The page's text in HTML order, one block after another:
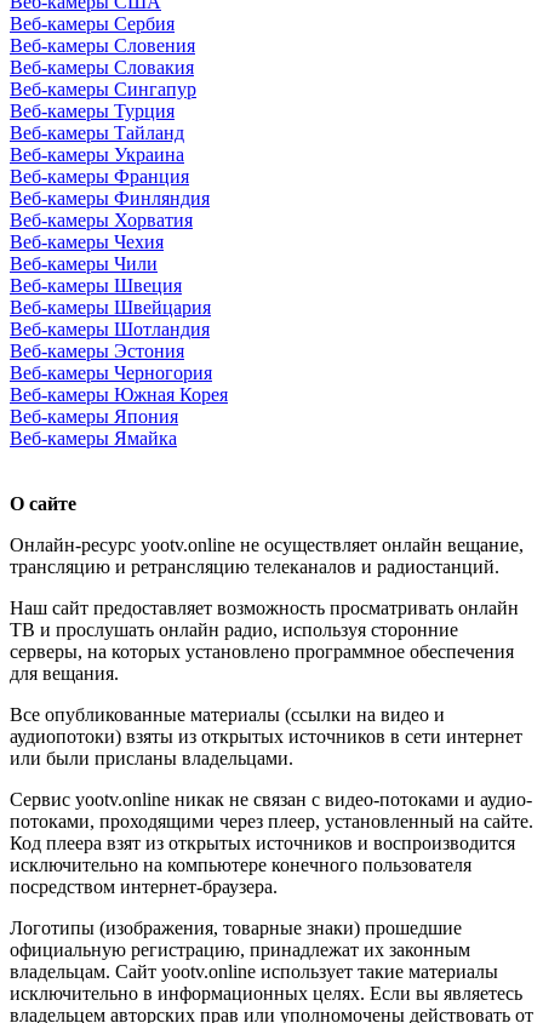
Веб-камеры Сербия
Веб-камеры Словения
Веб-камеры Словакия
Веб-камеры Сингапур
Веб-камеры Турция
Веб-камеры Тайланд
Веб-камеры Украина
Веб-камеры Франция
Веб-камеры Финляндия
Веб-камеры Хорватия
Веб-камеры Чехия
Веб-камеры Чили
Веб-камеры Швеция
Веб-камеры Швейцария
Веб-камеры Шотландия
Веб-камеры Эстония
Веб-камеры Черногория
Веб-камеры Южная Корея
Веб-камеры Япония
Веб-камеры Ямайка
О сайте
Онлайн-ресурс yootv.online не осуществляет онлайн вещание,
трансляцию и ретрансляцию телеканалов и радиостанций.
Наш сайт предоставляет возможность просматривать онлайн
ТВ и прослушать онлайн радио, используя сторонние
серверы, на которых установлено программное обеспечения
для вещания.
Все опубликованные материалы (ссылки на видео и
аудиопотоки) взяты из открытых источников в сети интернет
или были присланы владельцами.
Сервис yootv.online никак не связан с видео-потоками и аудио-
потоками, проходящими через плеер, установленный на сайте.
Код плеера взят из открытых источников и воспроизводится
исключительно на компьютере конечного пользователя
посредством интернет-браузера.
Логотипы (изображения, товарные знаки) прошедшие
официальную регистрацию, принадлежат их законным
владельцам. Сайт yootv.online использует такие материалы
исключительно в информационных целях. Если вы являетесь
владельцем авторских прав или уполномочены действовать от